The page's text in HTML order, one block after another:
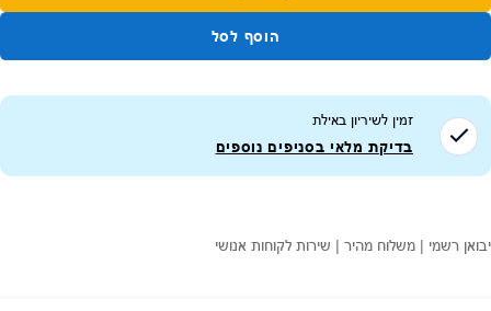
הוסף לסל
זמין לשיריון באילת
בדיקת מלאי בסניפים נוספים
יבואן רשמי | משלוח מהיר | שירות לקוחות אנושי